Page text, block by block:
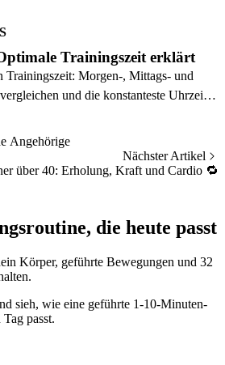
Trainingszeit erklärt
Trainingszeit: Morgen-, Mittags- und
und die konstanteste Uhrzeit
Angehörige
Nächster Artikel
über 40: Erholung, Kraft und Cardio 🔁
die heute passt
Körper, geführte Bewegungen und 32
sieh, wie eine geführte 1-10-Minuten-
passt.